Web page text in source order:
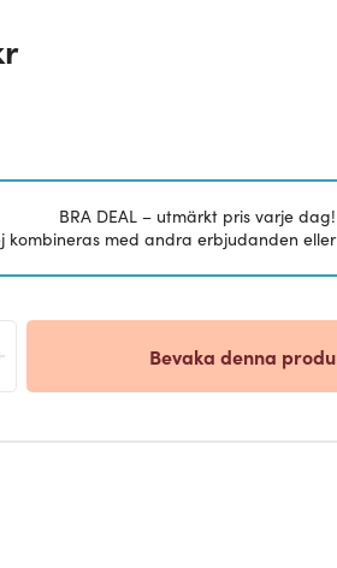
BRA DEAL – utmärkt pris varje dag!
kombineras med andra erbjudanden
Bevaka denna